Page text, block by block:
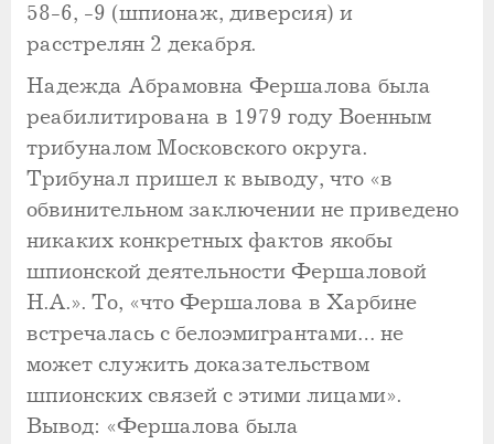
58-6, -9 (шпионаж, диверсия) и
расстрелян 2 декабря.
Надежда Абрамовна Фершалова была
реабилитирована в 1979 году Военным
трибуналом Московского округа.
Трибунал пришел к выводу, что «в
обвинительном заключении не приведено
никаких конкретных фактов якобы
шпионской деятельности Фершаловой
Н.А.». То, «что Фершалова в Харбине
встречалась с белоэмигрантами… не
может служить доказательством
шпионских связей с этими лицами».
Вывод: «Фершалова была